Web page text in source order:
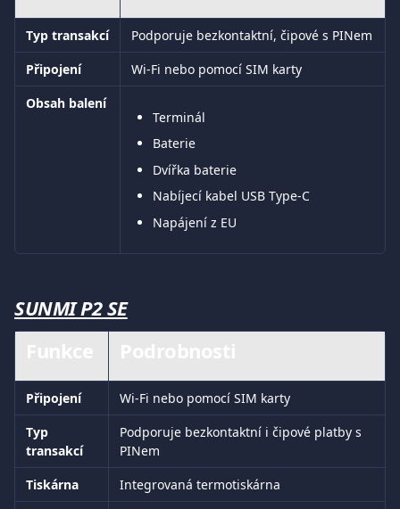
Typ transakcí
Podporuje bezkontaktní, čipové s PINem
Připojení
Wi-Fi nebo pomocí SIM karty
Obsah balení
Terminál
Baterie
Dvířka baterie
Nabíjecí kabel USB Type-C
Napájení z EU
SUNMI P2 SE
Připojení
Wi-Fi nebo pomocí SIM karty
Typ
transakcí
Podporuje bezkontaktní i čipové platby s
PINem
Tiskárna
Integrovaná termotiskárna